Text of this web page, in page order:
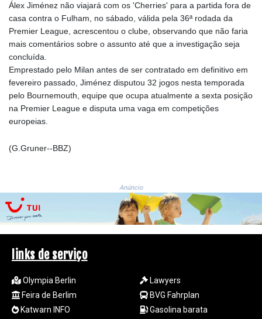
IQD
1509.981237
IRR
1590322.371805
JEP 0.8566
JMD 183.057725
JOD 0.819746
JPY 182.445186
1627.677557
KWD 0.356853
103223.017367
LKR 386.635196
Álex Jiménez não viajará com os 'Cherries' para a partida fora de
casa contra o Fulham, no sábado, válida pela 36ª rodada da
Premier League, acrescentou o clube, observando que não faria
mais comentários sobre o assunto até que a investigação seja
concluída.
Emprestado pelo Milan antes de ser contratado em definitivo em
fevereiro passado, Jiménez disputou 32 jogos nesta temporada
pelo Bournemouth, equipe que ocupa atualmente a sexta posição
na Premier League e disputa uma vaga em competições
europeias.
(G.Gruner--BBZ)
Anúncio
links de serviço
Olympia Berlin
Feira de Berlim
Katwarn INFO
Lawyers
BVG Fahrplan
Gasolina barata